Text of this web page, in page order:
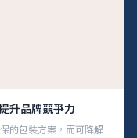
升品牌競爭力
的包裝方案，而可降解